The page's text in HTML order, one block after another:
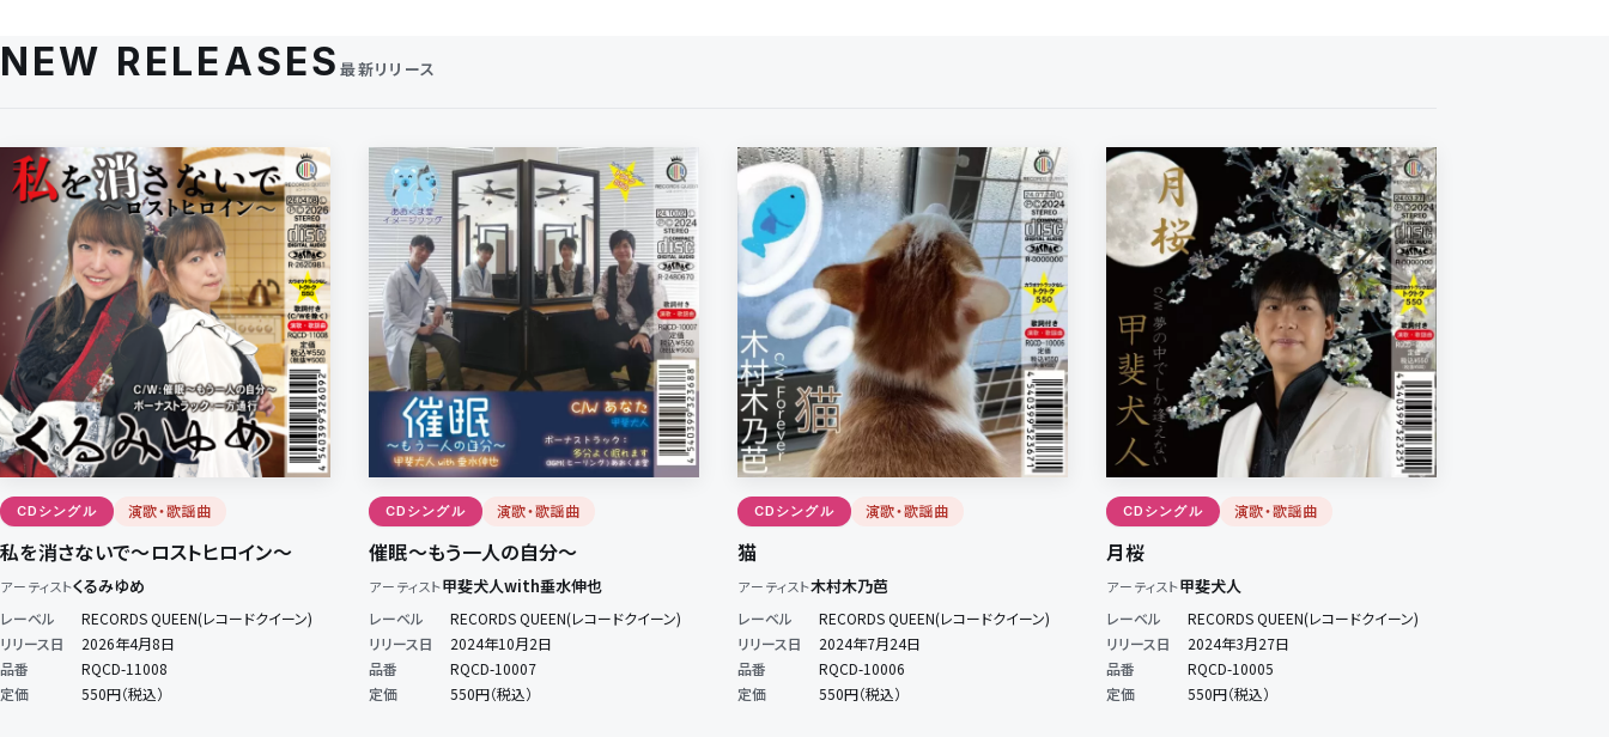
NEW RELEASES最新リリース
CDシングル 演歌・歌謡曲
私を消さないで～ロストヒロイン～
アーティストくるみゆめ
レーベル
RECORDS QUEEN(レコードクイーン)
リリース日
2026年4月8日
品番
RQCD-11008
定価
550円（税込）
CDシングル 演歌・歌謡曲
催眠～もう一人の自分～
アーティスト甲斐犬人with垂水伸也
レーベル
RECORDS QUEEN(レコードクイーン)
リリース日
2024年10月2日
品番
RQCD-10007
定価
550円（税込）
CDシングル 演歌・歌謡曲
猫
アーティスト木村木乃芭
レーベル
RECORDS QUEEN(レコードクイーン)
リリース日
2024年7月24日
品番
RQCD-10006
定価
550円（税込）
CDシングル 演歌・歌謡曲
月桜
アーティスト甲斐犬人
レーベル
RECORDS QUEEN(レコードクイーン)
リリース日
2024年3月27日
品番
RQCD-10005
定価
550円（税込）